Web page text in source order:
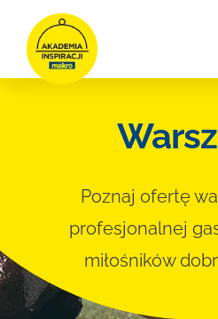
Przejdź
zawartości
Poznaj ofertę
profesjonalnej
miłośników